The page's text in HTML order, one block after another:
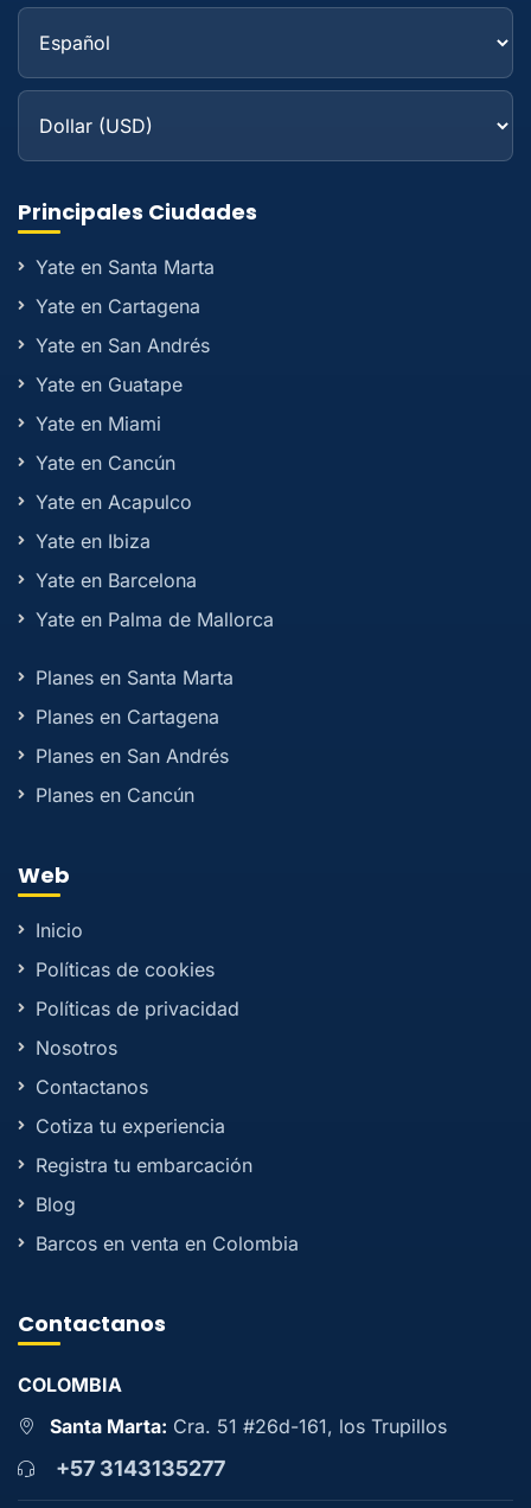
Principales Ciudades
Yate en Santa Marta
Yate en Cartagena
Yate en San Andrés
Yate en Guatape
Yate en Miami
Yate en Cancún
Yate en Acapulco
Yate en Ibiza
Yate en Barcelona
Yate en Palma de Mallorca
Planes en Santa Marta
Planes en Cartagena
Planes en San Andrés
Planes en Cancún
Web
Inicio
Políticas de cookies
Políticas de privacidad
Nosotros
Contactanos
Cotiza tu experiencia
Registra tu embarcación
Blog
Barcos en venta en Colombia
Contactanos
COLOMBIA
Santa Marta: Cra. 51 #26d-161, los Trupillos
+57 3143135277